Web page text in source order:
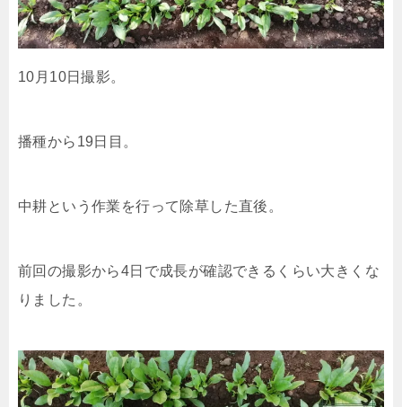
10月10日撮影。
播種から19日目。
中耕という作業を行って除草した直後。
前回の撮影から4日で成長が確認できるくらい大きくな
りました。